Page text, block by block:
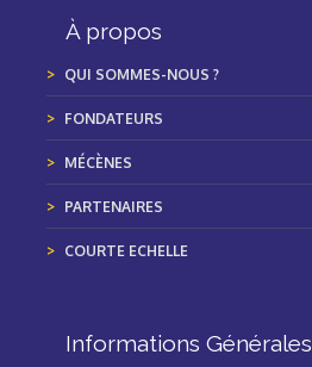
À propos
QUI SOMMES-NOUS ?
FONDATEURS
MÉCÈNES
PARTENAIRES
COURTE ECHELLE
Informations Générales